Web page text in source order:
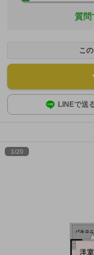
質問
こ
LINEで送
1/20